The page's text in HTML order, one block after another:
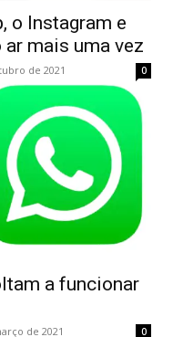
o Instagram e
mais uma vez
de 2021 0
a funcionar
de 2021 0